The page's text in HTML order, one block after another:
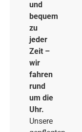
und
bequem
zu
jeder
Zeit –
wir
fahren
rund
um die
Uhr.
Unsere